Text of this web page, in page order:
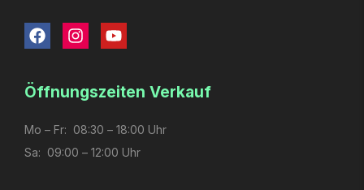
Öffnungs­zeiten Verkauf
Mo – Fr: 08:30 – 18:00 Uhr
Sa: 09:00 – 12:00 Uhr